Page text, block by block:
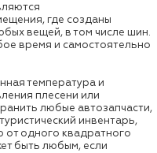
где созданы
вещей, в том числе шин.
время и самостоятельно
температура и
плесени или
любые автозапчасти,
инвентарь,
одного квадратного
быть любым, если